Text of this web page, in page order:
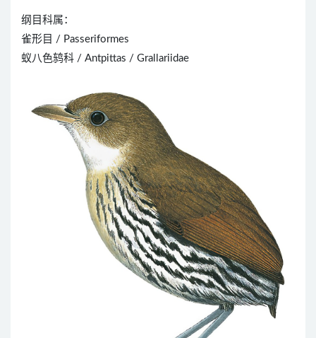
纲目科属：
雀形目 / Passeriformes
蚁八色鸫科 / Antpittas / Grallariidae